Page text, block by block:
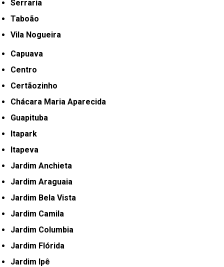
Serraria
Taboão
Vila Nogueira
Capuava
Centro
Certãozinho
Chácara Maria Aparecida
Guapituba
Itapark
Itapeva
Jardim Anchieta
Jardim Araguaia
Jardim Bela Vista
Jardim Camila
Jardim Columbia
Jardim Flórida
Jardim Ipê